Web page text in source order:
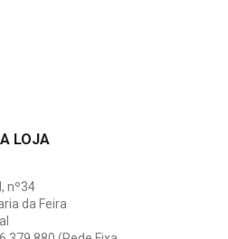
LOJA
nº34
da Feira